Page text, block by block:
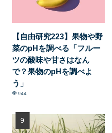
【自由研究223】果物や野
菜のpHを調べる「フルー
ツの酸味や甘さはなん
で？果物のpHを調べよ
う」
944